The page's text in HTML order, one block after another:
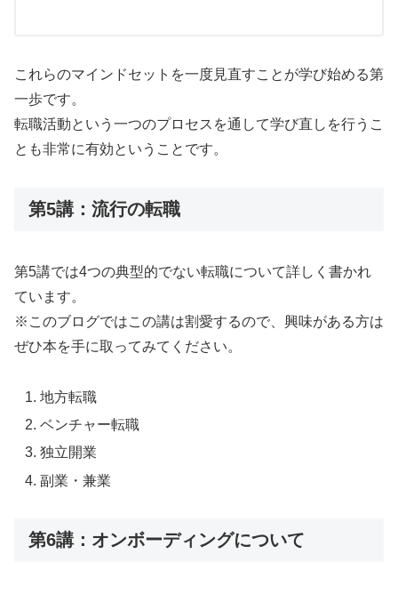
これらのマインドセットを一度見直すことが学び始める第
一歩です。
転職活動という一つのプロセスを通して学び直しを行うこ
とも非常に有効ということです。
第5講：流行の転職
第5講では4つの典型的でない転職について詳しく書かれ
ています。
※このブログではこの講は割愛するので、興味がある方は
ぜひ本を手に取ってみてください。
地方転職
ベンチャー転職
独立開業
副業・兼業
第6講：オンボーディングについて